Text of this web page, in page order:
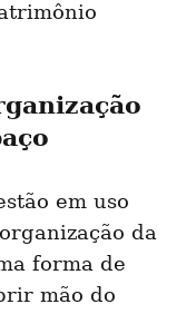
em uso
da
forma de
mão do